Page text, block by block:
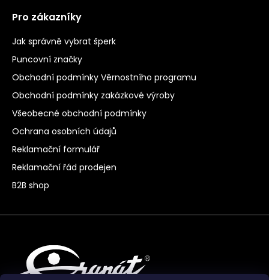
Pro zákazníky
Jak správně vybrat šperk
Puncovní značky
Obchodní podmínky Věrnostního programu
Obchodní podmínky zakázkové výroby
Všeobecné obchodní podmínky
Ochrana osobních údajů
Reklamační formulář
Reklamační řád prodejen
B2B shop